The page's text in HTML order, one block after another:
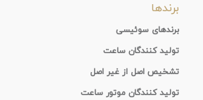
برندها
برندهای سوئیسی
تولید کنندگان ساعت
تشخیص اصل از غیر اصل
تولید کنندگان موتور ساعت